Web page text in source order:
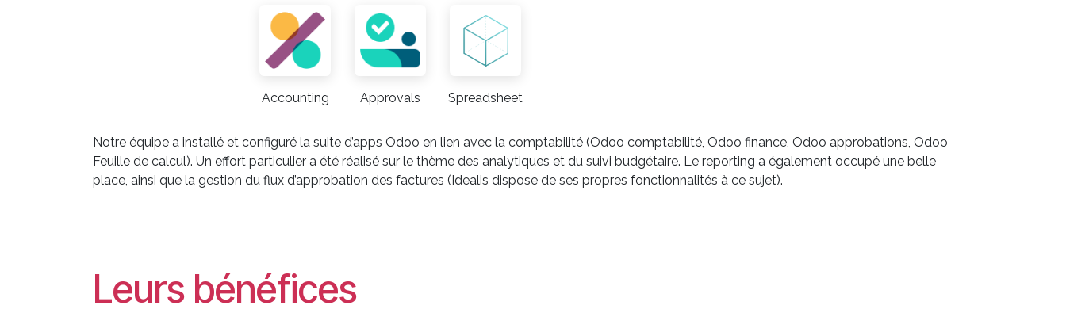
Accounting Approvals Spreadsheet
Notre équipe a installé et configuré la suite d’apps Odoo en lien avec la comptabilité (Odoo comptabilité, Odoo finance, Odoo approbations, Odoo
Feuille de calcul). Un effort particulier a été réalisé sur le thème des analytiques et du suivi budgétaire. Le reporting a également occupé une belle
place, ainsi que la gestion du flux d’approbation des factures (Idealis dispose de ses propres fonctionnalités à ce sujet).
Leurs bénéfices